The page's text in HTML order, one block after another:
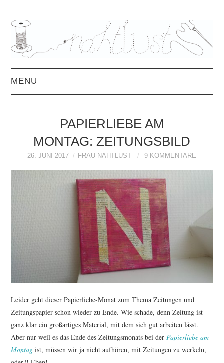
MENU
MITTWOCHSMIX &
INTERVIEWS
FREEBOOKS &
PAPIERLIEBE AM
MONTAG
IMPRESSUM
DATENSCHUTZ
PAPIERLIEBE AM
MONTAG: ZEITUNGSBILD
26. JUNI 2017 FRAU NAHTLUST 9 KOMMENTARE
Leider geht dieser Papierliebe-Monat zum Thema Zeitungen und
Zeitungspapier schon wieder zu Ende. Wie schade, denn Zeitung ist
ganz klar ein großartiges Material, mit dem sich gut arbeiten lässt.
Aber nur weil es das Ende des Zeitungsmonats bei derPapierliebe am
Montag ist, müssen wir ja nicht aufhören, mit Zeitungen zu werkeln,